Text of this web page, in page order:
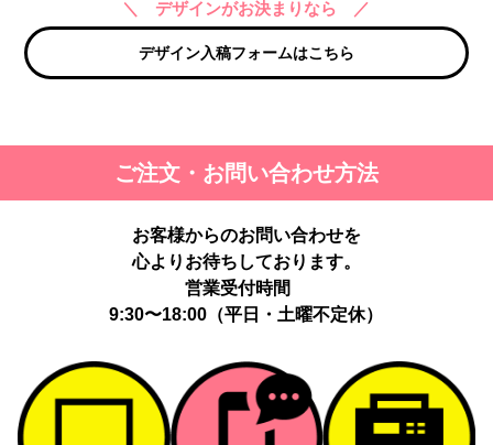
＼ デザインがお決まりなら ／
デザイン入稿フォームはこちら
ご注文・お問い合わせ方法
お客様からのお問い合わせを
心よりお待ちしております。
営業受付時間
9:30〜18:00（平日・土曜不定休）